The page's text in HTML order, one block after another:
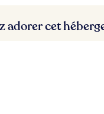
adorer cet